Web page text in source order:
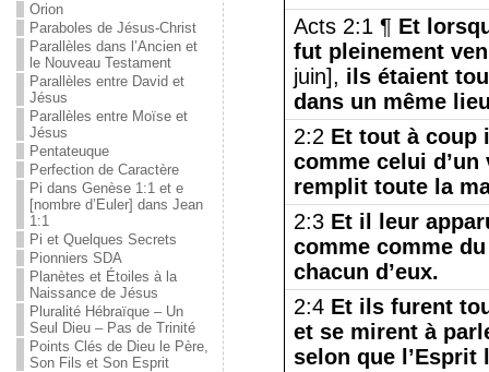
Orion
Paraboles de Jésus-Christ
Parallèles dans l’Ancien et
le Nouveau Testament
Parallèles entre David et
Jésus
Parallèles entre Moïse et
Jésus
Pentateuque
Perfection de Caractère
Pi dans Genèse 1:1 et e
[nombre d’Euler] dans Jean
1:1
Pi et Quelques Secrets
Pionniers SDA
Planètes et Étoiles à la
Naissance de Jésus
Pluralité Hébraïque – Un
Seul Dieu – Pas de Trinité
Points Clés de Dieu le Père,
Son Fils et Son Esprit
Acts 2:1 ¶ Et
fut pleinement
juin], ils étaient
dans un même
2:2 Et tout à coup
comme celui
remplit toute la
2:3 Et il leur
comme comme
chacun d’eux.
2:4 Et ils furent
et se mirent à
selon que l’Esprit